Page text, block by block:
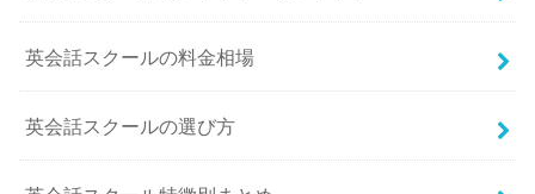
英会話スクールの料金相場
英会話スクールの選び方